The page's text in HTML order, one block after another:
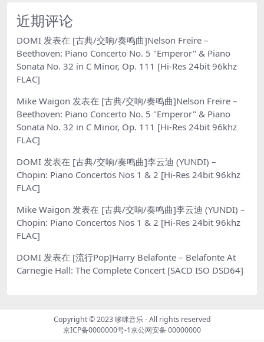
近期评论
DOMI 发表在 [古典/交响/奏鸣曲]Nelson Freire –
Beethoven: Piano Concerto No. 5 "Emperor" & Piano
Sonata No. 32 in C Minor, Op. 111 [Hi-Res 24bit 96khz
FLAC]
Mike Waigon 发表在 [古典/交响/奏鸣曲]Nelson Freire –
Beethoven: Piano Concerto No. 5 "Emperor" & Piano
Sonata No. 32 in C Minor, Op. 111 [Hi-Res 24bit 96khz
FLAC]
DOMI 发表在 [古典/交响/奏鸣曲]李云迪 (YUNDI) –
Chopin: Piano Concertos Nos 1 & 2 [Hi-Res 24bit 96khz
FLAC]
Mike Waigon 发表在 [古典/交响/奏鸣曲]李云迪 (YUNDI) –
Chopin: Piano Concertos Nos 1 & 2 [Hi-Res 24bit 96khz
FLAC]
DOMI 发表在 [流行Pop]Harry Belafonte – Belafonte At
Carnegie Hall: The Complete Concert [SACD ISO DSD64]
Copyright © 2023哆咪音乐- All rights reserved
京ICP备0000000号-1京公网安备 00000000